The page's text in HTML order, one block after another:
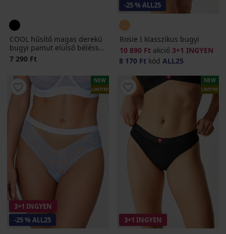
COOL hűsítő magas derekú
bugyi pamut elülső béléss...
7 290 Ft
-25 % ALL25
Rosie I klasszikus bugyi
10 890 Ft akció 3+1 INGYEN
8 170 Ft kód ALL25
NEW
LIMITED
3+1 INGYEN
-25 % ALL25
NEW
LIMITED
3+1 INGYEN